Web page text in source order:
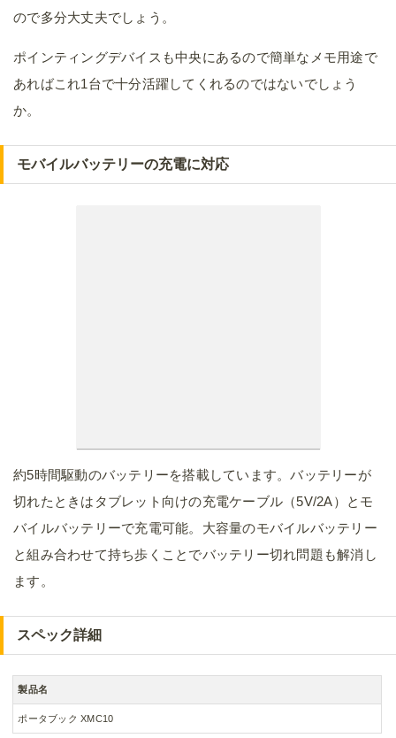
ので多分大丈夫でしょう。
ポインティングデバイスも中央にあるので簡単なメモ用途で
あればこれ1台で十分活躍してくれるのではないでしょう
か。
モバイルバッテリーの充電に対応
約5時間駆動のバッテリーを搭載しています。バッテリーが
切れたときはタブレット向けの充電ケーブル（5V/2A）とモ
バイルバッテリーで充電可能。大容量のモバイルバッテリー
と組み合わせて持ち歩くことでバッテリー切れ問題も解消し
ます。
スペック詳細
製品名
ポータブック XMC10